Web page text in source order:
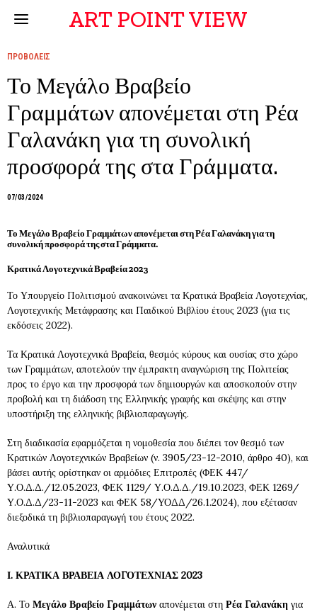
ART POINT VIEW
ΠΡΟΒΟΛΕΙΣ
Το Μεγάλο Βραβείο
Γραμμάτων απονέμεται στη Ρέα
Γαλανάκη για τη συνολική
προσφορά της στα Γράμματα.
07/03/2024
Το Μεγάλο Βραβείο Γραμμάτων απονέμεται στη Ρέα Γαλανάκη για τη
συνολική προσφορά της στα Γράμματα.
Κρατικά Λογοτεχνικά Βραβεία 2023
Το Υπουργείο Πολιτισμού ανακοινώνει τα Κρατικά Βραβεία Λογοτεχνίας,
Λογοτεχνικής Μετάφρασης και Παιδικού Βιβλίου έτους 2023 (για τις
εκδόσεις 2022).
Τα Κρατικά Λογοτεχνικά Βραβεία, θεσμός κύρους και ουσίας στο χώρο
των Γραμμάτων, αποτελούν την έμπρακτη αναγνώριση της Πολιτείας
προς το έργο και την προσφορά των δημιουργών και αποσκοπούν στην
προβολή και τη διάδοση της Ελληνικής γραφής και σκέψης και στην
υποστήριξη της ελληνικής βιβλιοπαραγωγής.
Στη διαδικασία εφαρμόζεται η νομοθεσία που διέπει τον θεσμό των
Κρατικών Λογοτεχνικών Βραβείων (ν. 3905/23-12-2010, άρθρο 40), και
βάσει αυτής ορίστηκαν οι αρμόδιες Επιτροπές (ΦΕΚ 447/
Υ.Ο.Δ.Δ./12.05.2023, ΦΕΚ 1129/ Υ.Ο.Δ.Δ./19.10.2023, ΦΕΚ 1269/
Υ.Ο.Δ.Δ/23-11-2023 και ΦΕΚ 58/ΥΟΔΔ/26.1.2024), που εξέτασαν
διεξοδικά τη βιβλιοπαραγωγή του έτους 2022.
Αναλυτικά
Ι. ΚΡΑΤΙΚΑ ΒΡΑΒΕΙΑ ΛΟΓΟΤΕΧΝΙΑΣ 2023
Α. Το Μεγάλο Βραβείο Γραμμάτων απονέμεται στη Ρέα Γαλανάκη για